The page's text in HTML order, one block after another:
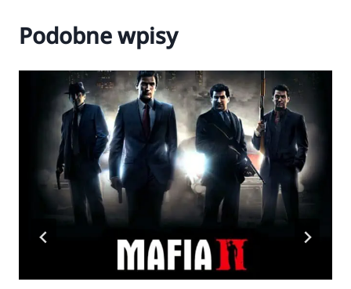
Podobne wpisy